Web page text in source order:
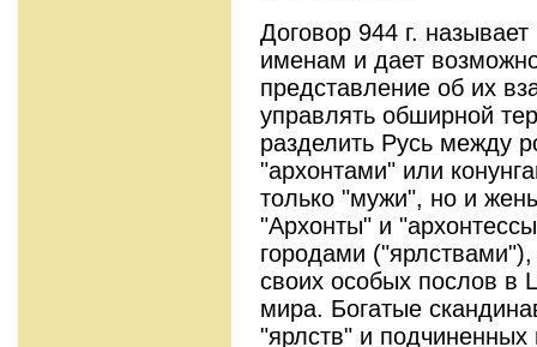
Договор 944 г.
именам и дает
представление об их
управлять обширной
разделить Русь между
"архонтами" или
только "мужи", но и
"Архонты" и
городами
своих особых послов в
мира. Богатые
"ярлств" и